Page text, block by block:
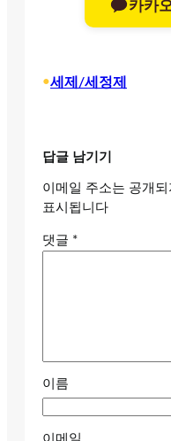
카카
•세제/세정제
답글 남기기
이메일 주소는 공개
표시됩니다
댓글 *
이름